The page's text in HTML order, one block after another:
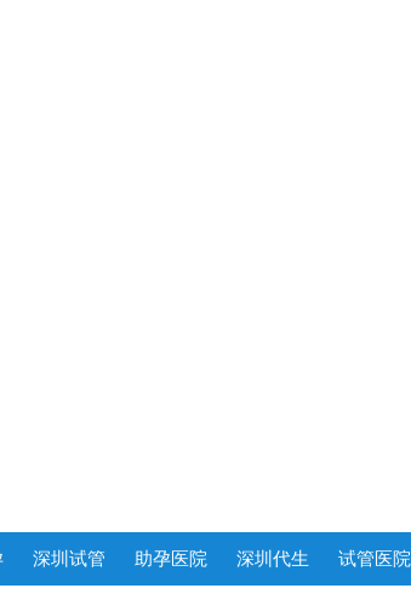
深圳试管 助孕医院 深圳代生 试管医院